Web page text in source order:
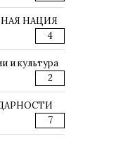
НАЦИЯ
4
и культура
2
7